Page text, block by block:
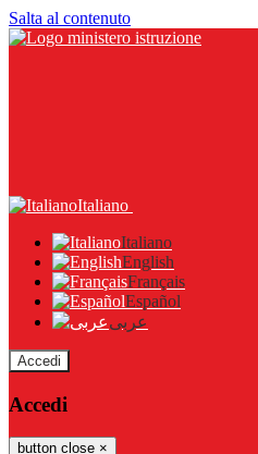
Salta al contenuto
Italiano
Italiano
English
Français
Español
عربى
Accedi
Accedi
button close ×